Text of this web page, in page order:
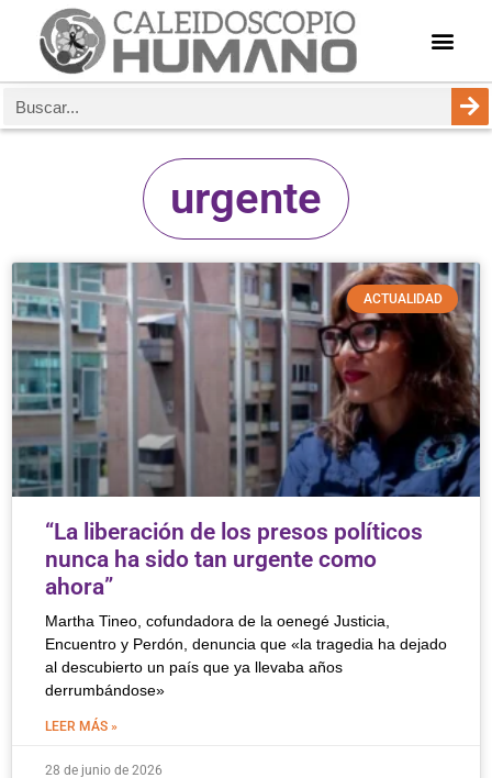
urgente
ACTUALIDAD
“La liberación de los presos políticos
nunca ha sido tan urgente como
ahora”
Martha Tineo, cofundadora de la oenegé Justicia,
Encuentro y Perdón, denuncia que «la tragedia ha dejado
al descubierto un país que ya llevaba años
derrumbándose»
LEER MÁS »
28 de junio de 2026